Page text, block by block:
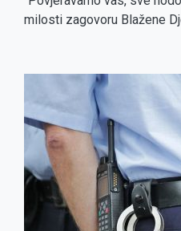
milosti zagovoru Blažene